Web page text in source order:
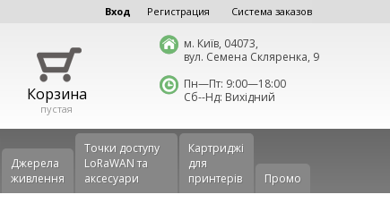
Вход Регистрация Система заказов
Корзина
пустая
м. Київ, 04073,
вул. Семена Скляренка, 9
Пн—Пт: 9:00—18:00
Сб--Нд: Вихідний
Джерела
живлення
Точки доступу
LoRaWAN та
аксесуари
Картриджі
для
принтерів
Промо